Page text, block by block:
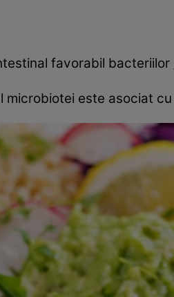
favorabil bacteriilor
microbiotei este asociat